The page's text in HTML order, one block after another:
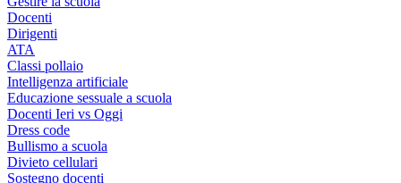
Docenti
Dirigenti
ATA
Classi pollaio
Intelligenza artificiale
Educazione sessuale a scuola
Docenti Ieri vs Oggi
Dress code
Bullismo a scuola
Divieto cellulari
Sostegno docenti